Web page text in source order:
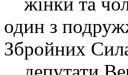
один з
Збройних